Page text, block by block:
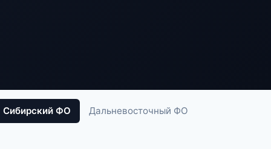
Сибирский ФО Дальневосточный ФО